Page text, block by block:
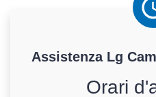
Assistenza Lg
Orari